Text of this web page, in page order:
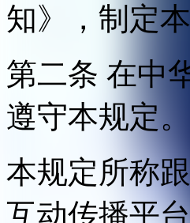
知》，制定本
第二条 在中
遵守本规定。
本规定所称
互动传播平